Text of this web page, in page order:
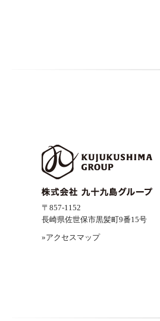
〒857-1152
長崎県佐世保市黒髪町9番15号
»アクセスマップ